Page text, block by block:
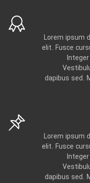
Lorem ipsum
elit. Fusce
dapibus sed.
Lorem ipsum
elit. Fusce
dapibus sed.